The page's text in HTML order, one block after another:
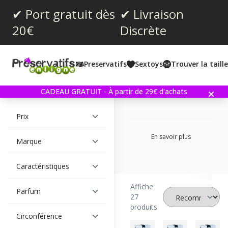
✔ Port gratuit dès
20€
✔ Livraison
Discrète
Preservatifs Sextoys Trouver la
CADEAU GRATUIT - À partir de 29€ d'achats
Filtre
Prix
Marque
Caractéristiques
Parfum
Circonférence
En savoir plus
Affiche
27
produits